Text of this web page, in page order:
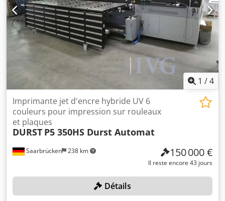
1 /4
Saarbrücken 238 km
Imprimante jet d'encre hybride UV 6
couleurs pour impression sur rouleaux
et plaques
DURST P5 350HS Durst Automat
150 000 €
Il reste encore 43 jours
Détails